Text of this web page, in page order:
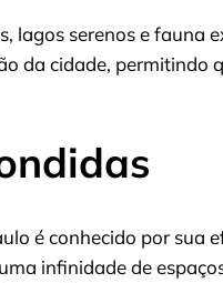
lagos serenos e fauna
da cidade, permitindo
é conhecido por sua
infinidade de